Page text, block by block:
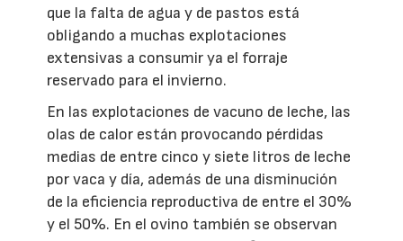
que la falta de agua y de pastos está
obligando a muchas explotaciones
extensivas a consumir ya el forraje
reservado para el invierno.
En las explotaciones de vacuno de leche, las
olas de calor están provocando pérdidas
medias de entre cinco y siete litros de leche
por vaca y día, además de una disminución
de la eficiencia reproductiva de entre el 30%
y el 50%. En el ovino también se observan